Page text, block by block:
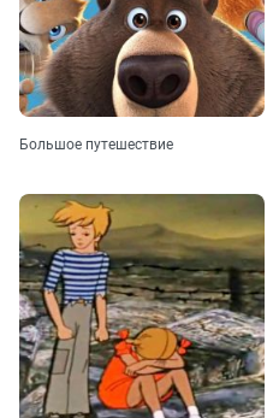
Большое путешествие